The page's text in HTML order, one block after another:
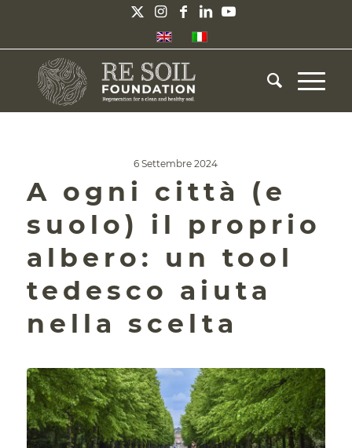
6 Settembre 2024
A ogni città (e
suolo) il proprio
albero: un tool
tedesco aiuta
nella scelta